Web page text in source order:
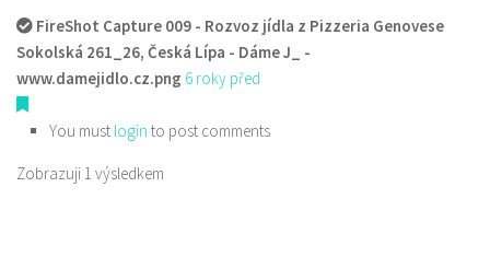
FireShot Capture 009 - Rozvoz jídla z Pizzeria Genovese
Sokolská 261_26, Česká Lípa - Dáme J_ -
www.damejidlo.cz.png 6 roky před
You must login to post comments
Zobrazuji 1 výsledkem